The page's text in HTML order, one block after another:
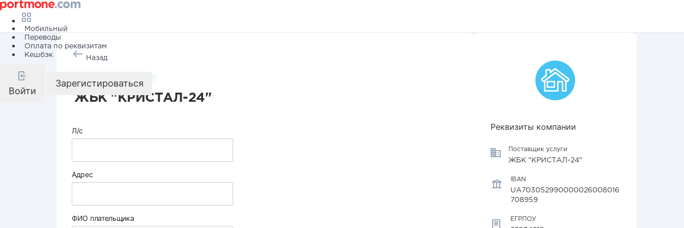
Мобильный
Переводы
Оплата по реквизитам
Кешбэк
Войти
Зарегистироваться
Назад
ЖБК "КРИСТАЛ-24"
Л/с
Адрес
ФИО плательщика
Реквизиты компании
Поставщик услуги
ЖБК "КРИСТАЛ-24"
IBAN
UA703052990000026008016
708959
ЕГРПОУ